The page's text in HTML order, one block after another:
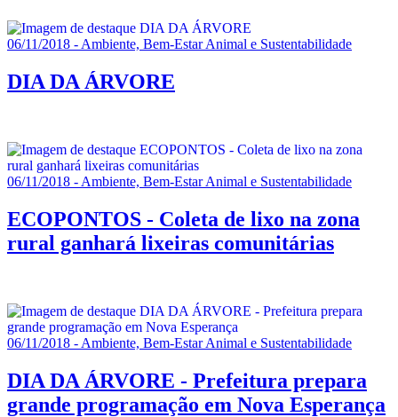
06/11/2018 - Ambiente, Bem-Estar Animal e Sustentabilidade
DIA DA ÁRVORE
06/11/2018 - Ambiente, Bem-Estar Animal e Sustentabilidade
ECOPONTOS - Coleta de lixo na zona
rural ganhará lixeiras comunitárias
06/11/2018 - Ambiente, Bem-Estar Animal e Sustentabilidade
DIA DA ÁRVORE - Prefeitura prepara
grande programação em Nova Esperança